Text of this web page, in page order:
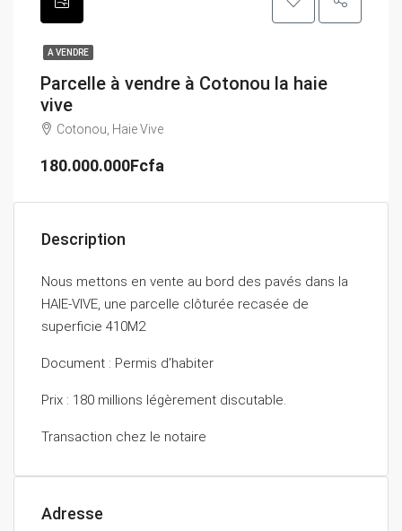
A VENDRE
Parcelle à vendre à Cotonou la haie
vive
Cotonou, Haie Vive
180.000.000Fcfa
Description
Nous mettons en vente au bord des pavés dans la
HAIE-VIVE, une parcelle clôturée recasée de
superficie 410M2
Document : Permis d’habiter
Prix : 180 millions légèrement discutable.
Transaction chez le notaire
Adresse